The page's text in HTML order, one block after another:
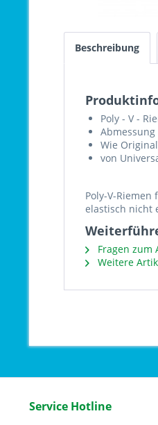
Beschreibung
Poly - V -
Abmessung
Wie
von
Poly-V-
elastisch nicht
Fragen zum
Weitere
Service Hotline